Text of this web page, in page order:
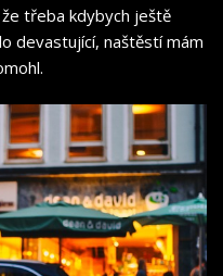
třeba kdybych ještě
devastující, naštěstí mám